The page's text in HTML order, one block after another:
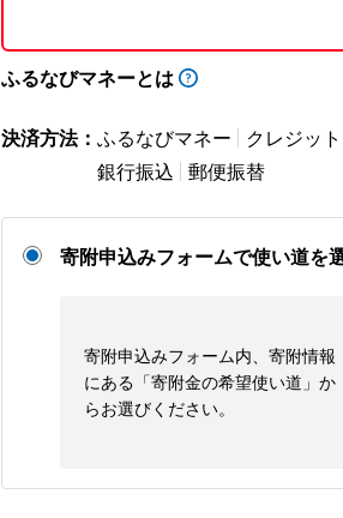
ふるなびマネーとは
決済方法： ふるなびマネー クレジッ
銀行振込
郵便振替
寄附申込みフォームで使い道を
寄附申込みフォーム内、寄附情報
にある「寄附金の希望使い道」か
らお選びください。